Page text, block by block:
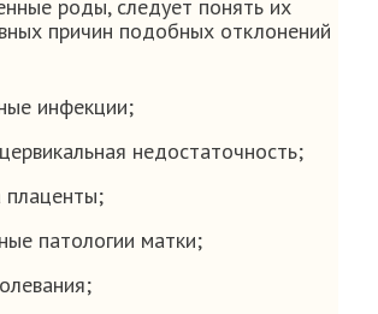
роды, следует понять их
причин подобных отклонений
инфекции;
недостаточность;
плаценты;
патологии матки;